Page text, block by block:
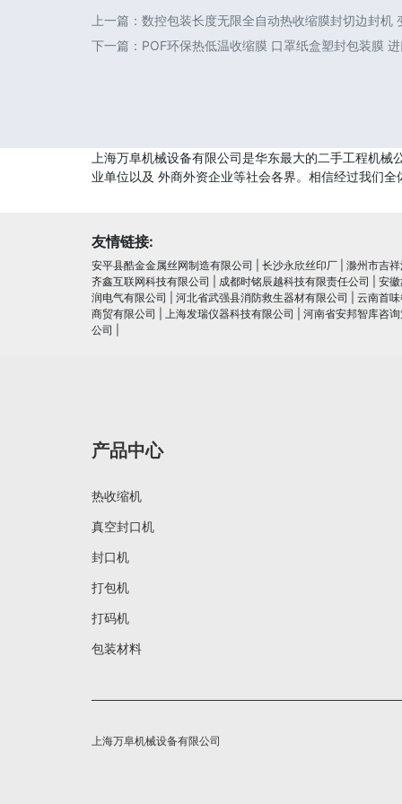
上一篇： 数控包装长度无限全自动热收缩膜封切边封机
下一篇： POF环保热低温收缩膜 口罩纸盒塑封包装膜
上海万阜机械设备有限公司是华东最大的二手工程机
业单位以及 外商外资企业等社会各界。相信经过我们
友情链接:
安平县酷金金属丝网制造有限公司 长沙永欣丝印厂
滁州市吉
齐鑫互联网科技有限公司
成都时铭辰越科技有限责任公司
安
润电⽓有限公司
河北省武强县消防救生器材有限公司
云南首
商贸有限公司
上海发瑞仪器科技有限公司
河南省安邦智库咨
公司
产品中心
热收缩机
真空封口机
封口机
打包机
打码机
包装材料
上海万阜机械设备有限公司